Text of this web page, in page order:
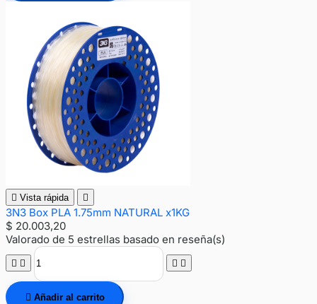
 Vista rápida 
3N3 Box PLA 1.75mm NATURAL x1KG
$ 20.003,20
Valorado de 5 estrellas basado en reseña(s)
   
 Añadir al carrito